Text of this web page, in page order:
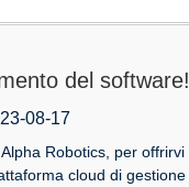
del
08-17
Robotics, per
cloud di